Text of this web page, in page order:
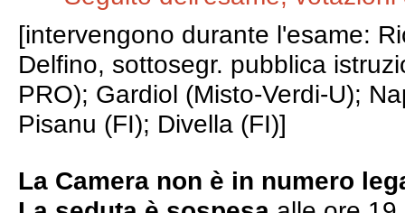
[intervengono durante l'esame:
Delfino, sottosegr. pubblica
PRO); Gardiol (Misto-Verdi-U);
Pisanu (FI); Divella (FI)]
La Camera non è in numero